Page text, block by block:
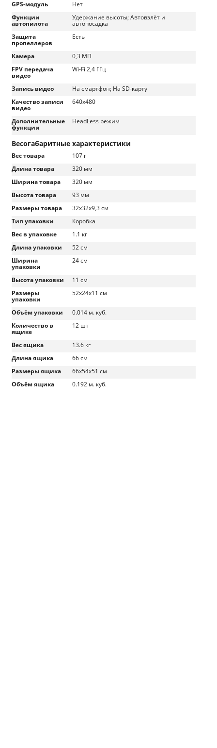
GPS-модуль
Нет
Функции
автопилота
Удержание высоты; Автовзлёт и
автопосадка
Защита
пропеллеров
Есть
Камера
0,3 МП
FPV передача
видео
Wi-Fi 2,4 ГГц
Запись видео
На смартфон; На SD-карту
Качество записи
видео
640х480
Дополнительные
функции
HeadLess режим
Весогабаритные характеристики
Вес товара
107 г
Длина товара
320 мм
Ширина товара
320 мм
Высота товара
93 мм
Размеры товара
32х32х9,3 см
Тип упаковки
Коробка
Вес в упаковке
1.1 кг
Длина упаковки
52 см
Ширина
упаковки
24 см
Высота упаковки
11 см
Размеры
упаковки
52х24х11 см
Объём упаковки
0.014 м. куб.
Количество в
ящике
12 шт
Вес ящика
13.6 кг
Длина ящика
66 см
Размеры ящика
66х54х51 см
Объём ящика
0.192 м. куб.